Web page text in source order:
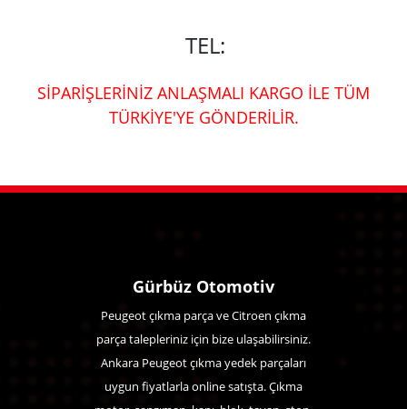
TEL:
SİPARİŞLERİNİZ ANLAŞMALI KARGO İLE TÜM
TÜRKİYE'YE GÖNDERİLİR.
Gürbüz Otomotiv
Peugeot çıkma parça ve Citroen çıkma
parça talepleriniz için bize ulaşabilirsiniz.
Ankara Peugeot çıkma yedek parçaları
uygun fiyatlarla online satışta. Çıkma